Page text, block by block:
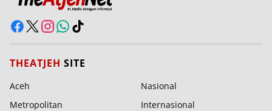
THEATJEH SITE
Aceh
Nasional
Metropolitan
Internasional